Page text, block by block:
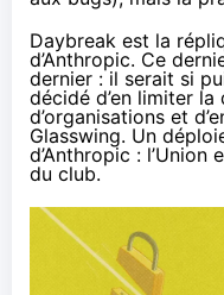
Daybreak est la
d’Anthropic. Ce
dernier : il serait si
décidé d’en limiter
d’organisations et
Glasswing. Un
d’Anthropic :
du club.